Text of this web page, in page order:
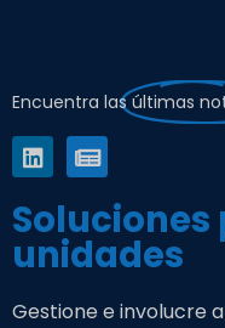
Encuentra las últimas
unidades
Gestione e involucre